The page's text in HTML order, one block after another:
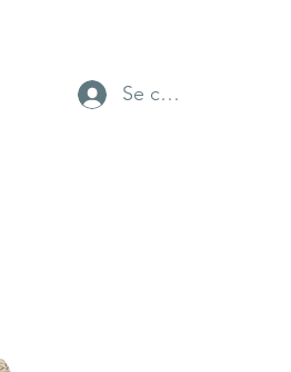
Se connecter